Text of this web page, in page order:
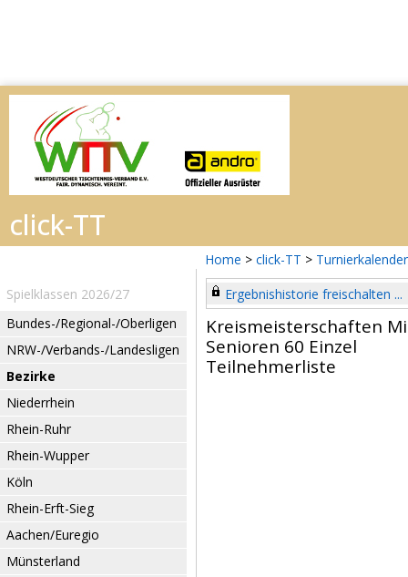
Home > click-TT > Turnierkalender
Spielklassen 2026/27
Bundes-/Regional-/Oberligen
NRW-/Verbands-/Landesligen
Bezirke
Niederrhein
Rhein-Ruhr
Rhein-Wupper
Köln
Rhein-Erft-Sieg
Aachen/Euregio
Münsterland
Ergebnishistorie freischalten ...
Kreismeisterschaften
Senioren 60 Einzel
Teilnehmerliste